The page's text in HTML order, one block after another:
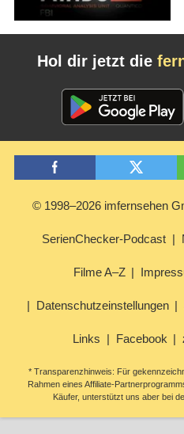
Hol dir jetzt die
© 1998–2026 imfernsehen
SerienChecker-Podcast
Filme A–Z
Datenschutzeinstellungen
Links Facebook
* Transparenzhinweis: Für
Rahmen eines Affiliate-
Käufer, unterstützt uns aber bei